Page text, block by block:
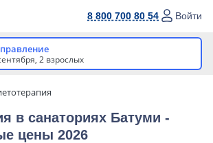
8 800 700 80 54 Войти
2 взрослых
в cанаториях Батуми -
цены 2026